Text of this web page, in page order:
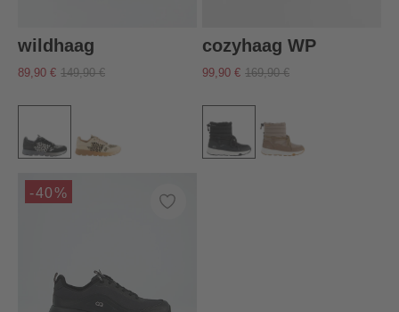
wildhaag
89,90 € 149,90 €
cozyhaag WP
99,90 € 169,90 €
-40%